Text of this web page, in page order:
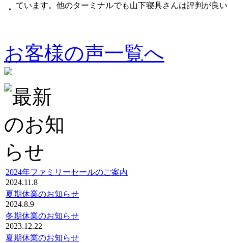
・ ています。他のターミナルでも山下寝具さんは評判が良
お客様の声一覧へ
2024年ファミリーセールのご案内
2024.11.8
夏期休業のお知らせ
2024.8.9
冬期休業のお知らせ
2023.12.22
夏期休業のお知らせ